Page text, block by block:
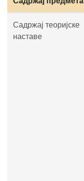
Садржај теоријске
наставе